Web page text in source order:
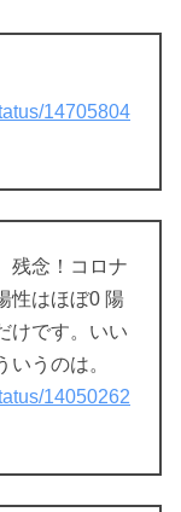
14705804
残念！コロナ
性はほぼ0 陽
けです。いい
うのは。
14050262